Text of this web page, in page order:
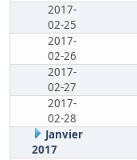
2017-
02-25
2017-
02-26
2017-
02-27
2017-
02-28
Janvier
2017